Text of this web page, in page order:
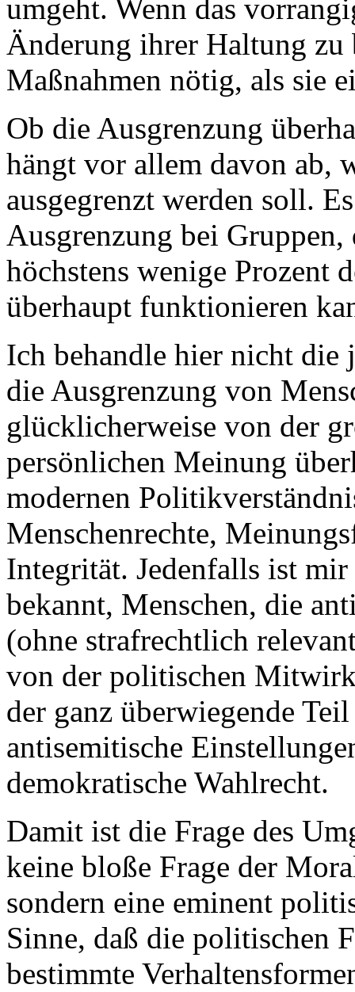
umgeht. Wenn das
Änderung ihrer Haltung zu
Maßnahmen nötig, als sie
Ob die Ausgrenzung
hängt vor allem davon ab,
ausgegrenzt werden soll.
Ausgrenzung bei
höchstens wenige Prozent
überhaupt funktionieren
Ich behandle hier nicht die
die Ausgrenzung von
glücklicherweise von der
persönlichen Meinung
modernen
Menschenrechte,
Integrität. Jedenfalls ist
bekannt, Menschen, die
(ohne strafrechtlich
von der politischen
der ganz überwiegende
antisemitische
demokratische Wahlrecht.
Damit ist die Frage des
keine bloße Frage der
sondern eine eminent
Sinne, daß die politischen
bestimmte